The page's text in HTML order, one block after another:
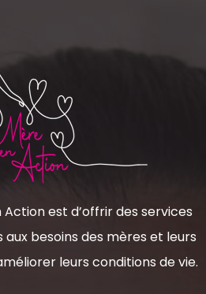
Action est d’offrir des services
besoins des mères et leurs
leurs conditions de vie.